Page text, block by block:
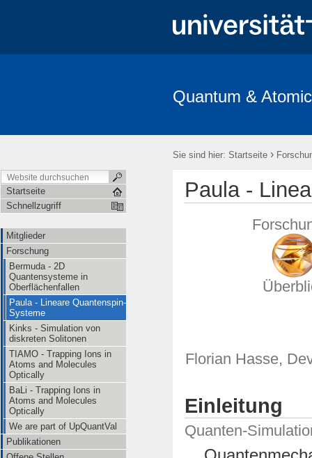
Quantum &
Sie sind hier: Startseite ›
Startseite
Schnellzugriff
Mitglieder
Forschung
Bermuda - 2D
Quantensysteme in
Oberflächenfallen
Paula - Lineare Quantenspin-
Systeme
Kinks - Simulation von
diskreten Solitonen
TIAMO - Trapping Ions in
Atoms and Molecules
Optically
BaLi - Trapping Ions in
Atoms and Molecules
Optically
We are part of UpQuantVal
Publikationen
Paula -
Florian Hasse,
Einleitung
Quanten-